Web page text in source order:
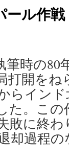
ル作
筆時の80
打開を
らイン
た。こ
敗に終わ
却過程